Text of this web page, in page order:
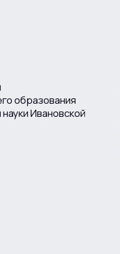
образования
Ивановской